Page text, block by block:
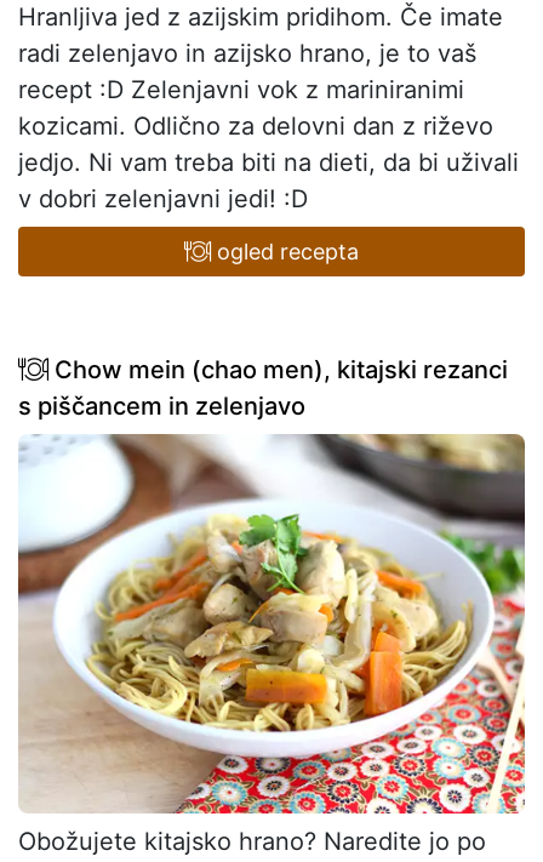
Hranljiva jed z azijskim pridihom. Če imate
radi zelenjavo in azijsko hrano, je to vaš
recept :D Zelenjavni vok z mariniranimi
kozicami. Odlično za delovni dan z riževo
jedjo. Ni vam treba biti na dieti, da bi uživali
v dobri zelenjavni jedi! :D
ogled recepta
Chow mein (chao men), kitajski rezanci
s piščancem in zelenjavo
Obožujete kitajsko hrano? Naredite jo po